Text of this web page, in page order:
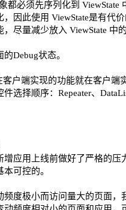
都必须先序列化到 ViewState
因此使用 ViewState是有代
尽量减少放入 ViewState 中
Debug状态。
户端实现的功能就在客户端
选择顺序：Repeater、
增应用上线前做好了严格的压
可控的。
频度极小而访问量大的页面，